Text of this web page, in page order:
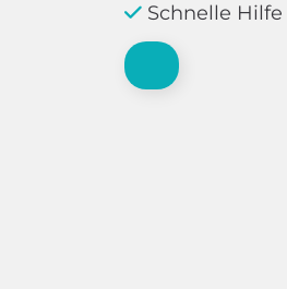
Schnelle